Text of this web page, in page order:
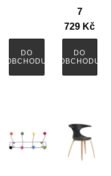
DO
OBCHODU
7
729 Kč
DO
OBCHODU